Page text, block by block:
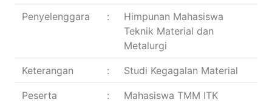
Penyelenggara :
Himpunan Mahasiswa
Teknik Material dan
Metalurgi
Keterangan : Studi Kegagalan Material
Peserta : Mahasiswa TMM ITK